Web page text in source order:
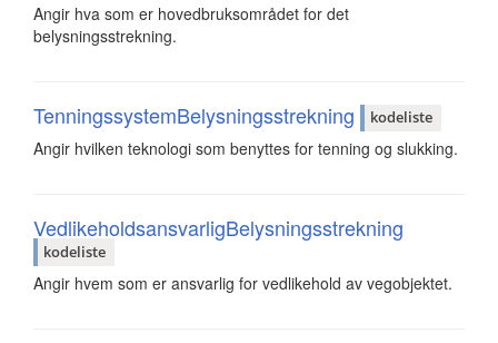
Angir hva som er hovedbruksområdet for det
belysningsstrekning.
TenningssystemBelysningsstrekning kodeliste
Angir hvilken teknologi som benyttes for tenning og slukking.
VedlikeholdsansvarligBelysningsstrekning
kodeliste
Angir hvem som er ansvarlig for vedlikehold av vegobjektet.